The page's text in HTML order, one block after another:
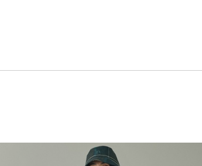
持つ商品）